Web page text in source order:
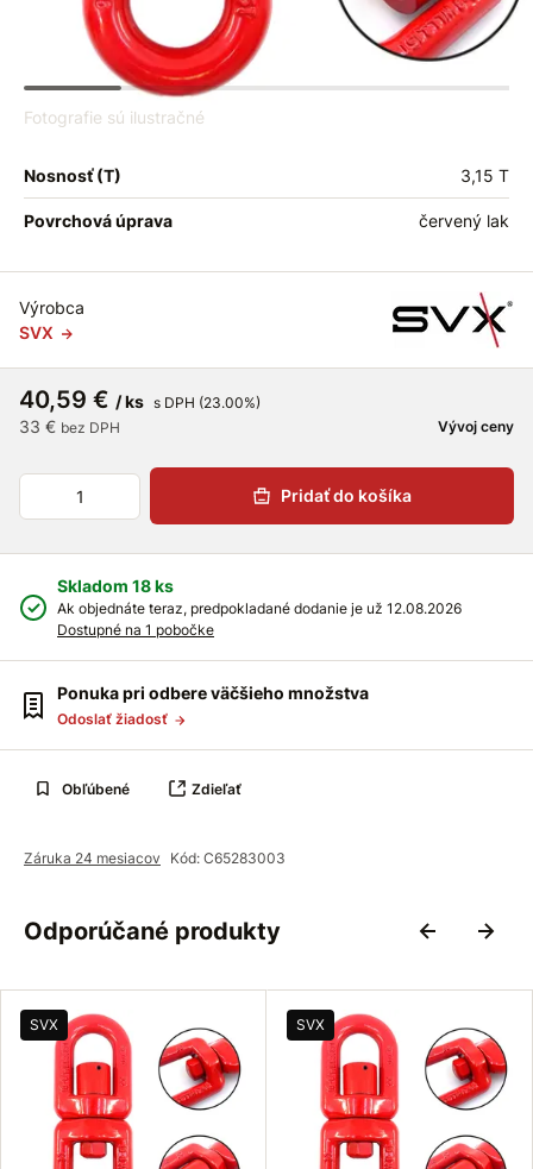
Fotografie sú ilustračné
Nosnosť (T) 3,15 T
Povrchová úprava červený lak
Výrobca
SVX
40,59 € / ks s DPH (23.00%)
33 € bez DPH Vývoj ceny
Pridať do košíka
Skladom 18 ks
Ak objednáte teraz, predpokladané dodanie je už 12.08.2026
Dostupné na 1 pobočke
Ponuka pri odbere väčšieho množstva
Odoslať žiadosť
Obľúbené Zdieľať
Záruka 24 mesiacov Kód: C65283003
Odporúčané produkty
SVX SVX